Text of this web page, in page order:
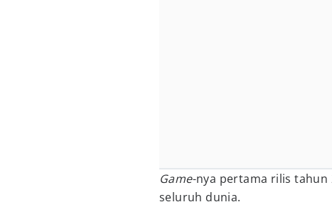
Game-nya pertama rilis tahun
seluruh dunia.